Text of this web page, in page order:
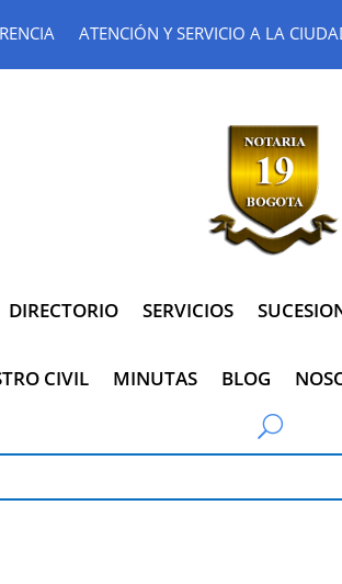
ATENCIÓN Y SERVICIO A LA
DIRECTORIO SERVICIOS
CIVIL MINUTAS BLOG